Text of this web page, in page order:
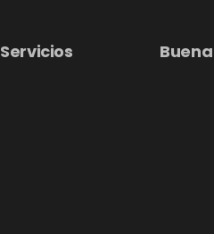
Servicios